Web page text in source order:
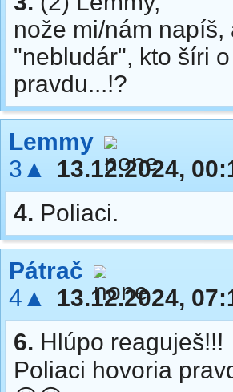
nože mi/nám napíš,
"nebludár", kto šíri
pravdu...!?
Lemmy
3▲
13.12.2024,
4. Poliaci.
Pátrač
4▲
13.12.2024,
6. Hlúpo reaguješ!!!
Poliaci hovoria